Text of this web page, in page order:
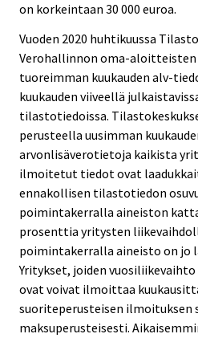
on korkeintaan 30 000 euroa.
Vuoden 2020 huhtikuussa
Verohallinnon oma-aloitteisten
tuoreimman kuukauden alv-
kuukauden viiveellä
tilastotiedoissa.
perusteella uusimman
arvonlisäverotietoja kaikista
ilmoitetut tiedot ovat
ennakollisen tilastotiedon
poimintakerralla aineiston
prosenttia yritysten
poimintakerralla aineisto on jo
Yritykset, joiden vuosiliikevaihto
ovat voivat ilmoittaa
suoriteperusteisen ilmoituksen
maksuperusteisesti.